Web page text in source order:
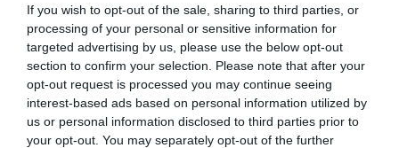
If you wish to opt-out of the sale, sharing to third parties, or
processing of your personal or sensitive information for
targeted advertising by us, please use the below opt-out
section to confirm your selection. Please note that after your
opt-out request is processed you may continue seeing
interest-based ads based on personal information utilized by
us or personal information disclosed to third parties prior to
your opt-out. You may separately opt-out of the further
Fruktsallad
Ett grundrecept på fruktsallad som du kan variera
på olika vis. Jag tog melon, apelsin, banan,
plommon...